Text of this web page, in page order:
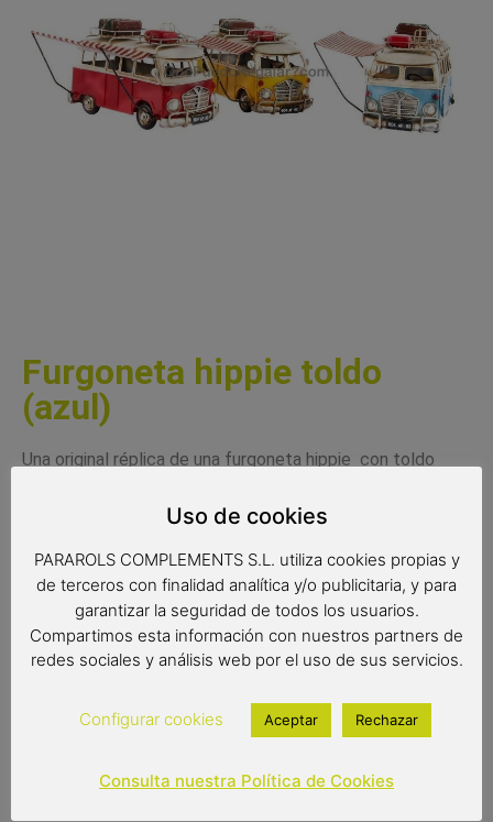
Furgoneta hippie toldo
(azul)
Una original réplica de una furgoneta hippie con toldo
fabricados con máxima precisión. Una fantástica
los amantes de esta época.
Medidas:
28x15x17 cm
27,00
Uso de cookies
PARAROLS COMPLEMENTS S.L. utiliza cookies propias y
de terceros con finalidad analítica y/o publicitaria, y para
garantizar la seguridad de todos los usuarios.
Compartimos esta información con nuestros partners de
redes sociales y análisis web por el uso de sus servicios.
Configurar cookies Aceptar Rechazar
Consulta nuestra Política de Cookies